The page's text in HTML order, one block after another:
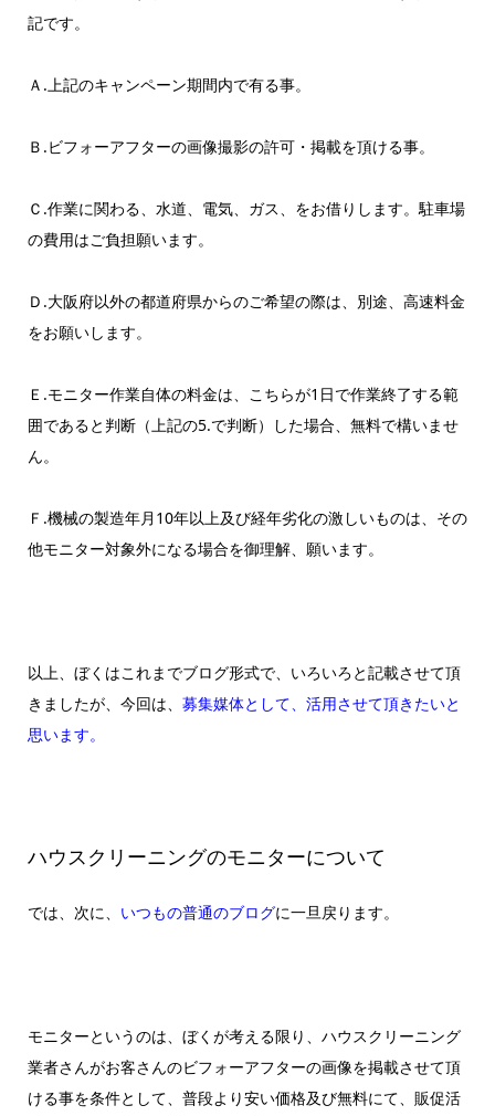
記です。
Ａ.上記のキャンペーン期間内で有る事。
Ｂ.ビフォーアフターの画像撮影の許可・掲載を頂ける事。
Ｃ.作業に関わる、水道、電気、ガス、をお借りします。駐車場
の費用はご負担願います。
Ｄ.大阪府以外の都道府県からのご希望の際は、別途、高速料金
をお願いします。
Ｅ.モニター作業自体の料金は、こちらが1日で作業終了する範
囲であると判断（上記の5.で判断）した場合、無料で構いませ
ん。
Ｆ.機械の製造年月10年以上及び経年劣化の激しいものは、その
他モニター対象外になる場合を御理解、願います。
以上、ぼくはこれまでブログ形式で、いろいろと記載させて頂
きましたが、今回は、 募集媒体として、活用させて頂きたいと
思います。
ハウスクリーニングのモニターについて
では、次に、 いつもの普通のブログに一旦戻ります。
モニターというのは、ぼくが考える限り、ハウスクリーニング
業者さんがお客さんのビフォーアフターの画像を掲載させて頂
ける事を条件として、普段より安い価格及び無料にて、販促活